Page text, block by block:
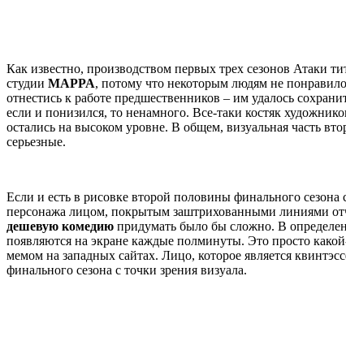
Как известно, производством первых трех сезонов Атаки
студии MAPPA, потому что некоторым людям не
отнестись к работе предшественников – им удалось
если и понизился, то ненамного. Все-таки костяк
остались на высоком уровне. В общем, визуальная часть
серьезные.
Если и есть в рисовке второй половины финального сезона
персонажа лицом, покрытым заштрихованными линиями
дешевую комедию придумать было бы сложно. В
появляются на экране каждые полминуты. Это просто
мемом на западных сайтах. Лицо, которое является
финального сезона с точки зрения визуала.